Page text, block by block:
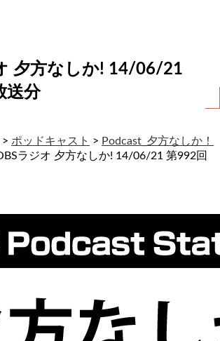
夕方なしか! 14/06/21
送分
> ポッドキャスト > Podcast_夕方なしか！
ラジオ 夕方なしか! 14/06/21 第992回